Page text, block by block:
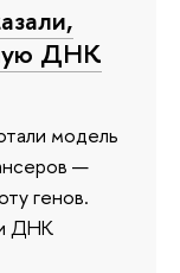
ДНК
модель
—
генов.
ДНК